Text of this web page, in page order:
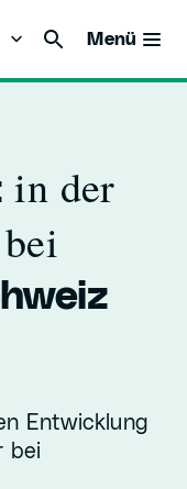
Menü
in der
Entwicklung
bei